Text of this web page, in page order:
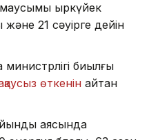
қыркүйек
21 сәуірге дейін
биылғы
өткенін айтқан
аясында